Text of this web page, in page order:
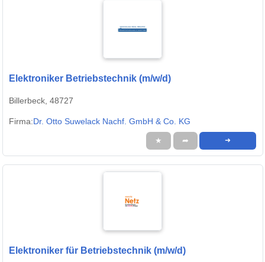
Elektroniker Betriebstechnik (m/w/d)
Billerbeck, 48727
Firma:Dr. Otto Suwelack Nachf. GmbH & Co. KG
★ ➦ ➜
Elektroniker für Betriebstechnik (m/w/d)